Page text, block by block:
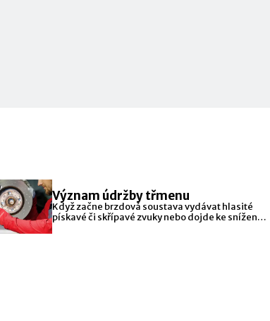
Význam údržby třmenu
Když začne brzdová soustava vydávat hlasité
pískavé či skřípavé zvuky nebo dojde ke snížení